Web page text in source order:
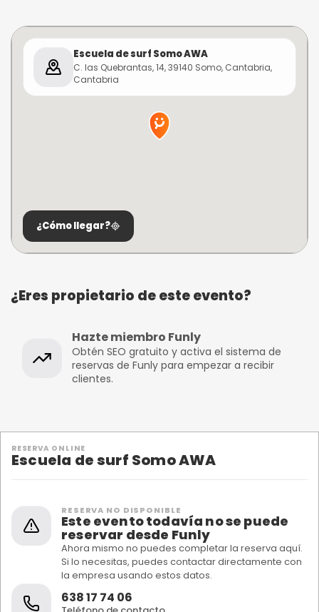
Escuela de surf Somo AWA
C. las Quebrantas, 14, 39140 Somo, Cantabria,
Cantabria
¿Cómo llegar?
¿Eres propietario de este evento?
Hazte miembro Funly
Obtén SEO gratuito y activa el sistema de
reservas de Funly para empezar a recibir
clientes.
RESERVA ONLINE
Escuela de surf Somo AWA
RESERVA NO DISPONIBLE
Este evento todavía no se puede
reservar desde Funly
Ahora mismo no puedes completar la reserva aquí.
Si lo necesitas, puedes contactar directamente con
la empresa usando estos datos.
638 17 74 06